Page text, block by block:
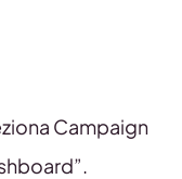
Campaign